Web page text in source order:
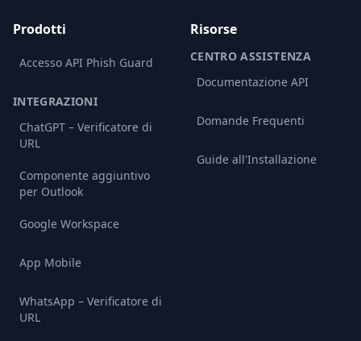
Prodotti
Accesso API Phish Guard
INTEGRAZIONI
ChatGPT – Verificatore di
URL
Componente aggiuntivo
per Outlook
Google Workspace
App Mobile
WhatsApp – Verificatore di
URL
Risorse
CENTRO ASSISTENZA
Documentazione API
Domande Frequenti
Guide all'Installazione